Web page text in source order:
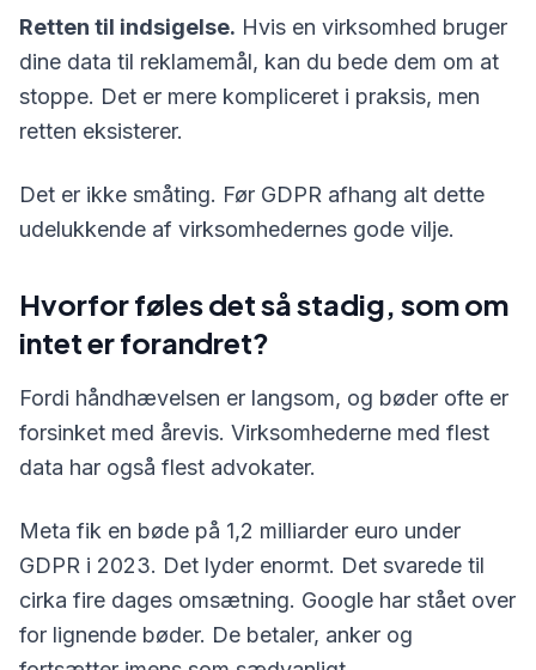
Retten til indsigelse. Hvis en virksomhed bruger
dine data til reklamemål, kan du bede dem om at
stoppe. Det er mere kompliceret i praksis, men
retten eksisterer.
Det er ikke småting. Før GDPR afhang alt dette
udelukkende af virksomhedernes gode vilje.
Hvorfor føles det så stadig, som om
intet er forandret?
Fordi håndhævelsen er langsom, og bøder ofte er
forsinket med årevis. Virksomhederne med flest
data har også flest advokater.
Meta fik en bøde på 1,2 milliarder euro under
GDPR i 2023. Det lyder enormt. Det svarede til
cirka fire dages omsætning. Google har stået over
for lignende bøder. De betaler, anker og